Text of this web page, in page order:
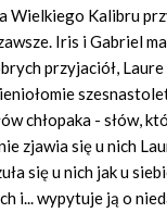
Kalibru
Iris i Gabriel
przyjaciół,
chłopaka - słów,
zjawia się u nich
się u nich jak u
i... wypytuje ją o